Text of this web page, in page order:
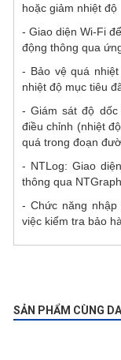
hoặc giảm nhiệt độ
- Giao diện Wi-Fi
động thông qua
- Bảo vệ quá
nhiệt độ mục tiêu
- Giám sát độ
điều chỉnh (nhiệt
quá trong đoạn
- NTLog: Giao
thông qua
- Chức năng
việc kiểm tra bảo
SẢN PHẨM CÙNG